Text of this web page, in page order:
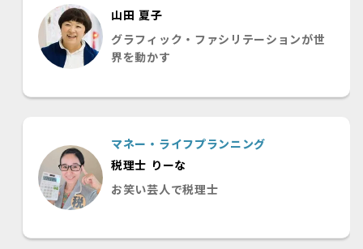
山田 夏子
グラフィック・ファシリテーションが世
界を動かす
マネー・ライフプランニング
税理士 りーな
お笑い芸人で税理士